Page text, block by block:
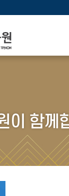
이 함께